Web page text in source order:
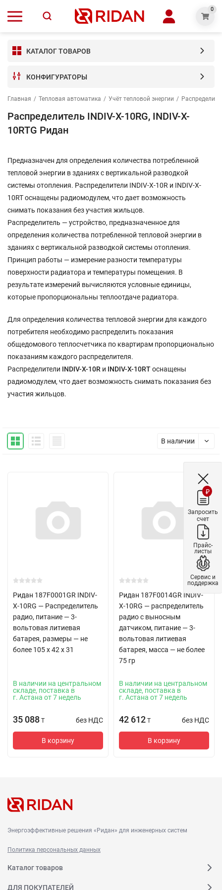
0
КАТАЛОГ ТОВАРОВ
КОНФИГУРАТОРЫ
Главная / Тепловая автоматика / Учёт тепловой энергии /
Распределитель INDIV-X-10RG, INDIV-X-
10RTG Ридан
Предназначен для определения количества потребленной
тепловой энергии в зданиях с вертикальной разводкой
системы отопления. Распределители INDIV-X-10R и INDIV-X-
10RT оснащены радиомодулем, что дает возможность
снимать показания без участия жильцов.
Распределитель — устройство, предназначенное для
определения количества потребленной тепловой энергии в
зданиях с вертикальной разводкой системы отопления.
Принцип работы — измерение разности температуры
поверхности радиатора и температуры помещения. В
результате измерений вычисляются условные единицы,
которые пропорциональны теплоотдаче радиатора.
Для определения количества тепловой энергии для каждого
потребителя необходимо распределить показания
общедомового теплосчетчика по квартирам пропорционально
показаниям каждого распределителя.
Распределители INDIV-X-10R и INDIV-X-10RTоснащены
радиомодулем, что дает возможность снимать показания без
участия жильцов.
В наличии
Ридан 187F0001GR INDIV-
X-10RG — Распределитель
радио, питание — 3-
вольтовая литиевая
батарея, размеры — не
более 105 х 42 х 31
В наличии на центральном
складе, поставка в
г. Астана от 7 недель
35 088 T без НДС
В корзину
Ридан 187F0014GR INDIV-
X-10RG — распределитель
радио с выносным
датчиком, питание — 3-
вольтовая литиевая
батарея, масса — не более
75 гр
В наличии на центральном
складе, поставка в
г. Астана от 7 недель
42 612 T без НДС
В корзину
Энергоэффективные решения «Ридан» для инженерных систем
Политика персональных данных
Каталог товаров
ДЛЯ ПОКУПАТЕЛЕЙ
₽
Запросить
счет
Прайс-
листы
Сервис и
поддержка